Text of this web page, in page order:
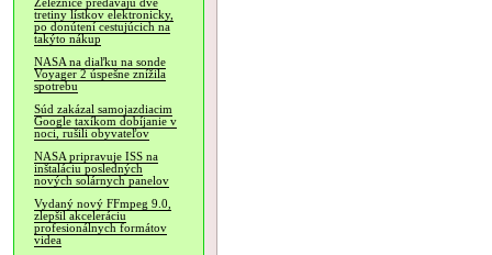
Železnice predávajú dve
tretiny lístkov elektronicky,
po donútení cestujúcich na
takýto nákup
NASA na diaľku na sonde
Voyager 2 úspešne znížila
spotrebu
Súd zakázal samojazdiacim
Google taxíkom dobíjanie v
noci, rušili obyvateľov
NASA pripravuje ISS na
inštaláciu posledných
nových solárnych panelov
Vydaný nový FFmpeg 9.0,
zlepšil akceleráciu
profesionálnych formátov
videa